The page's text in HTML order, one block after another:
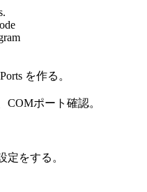
を作る。
ポート確認。
定をする。